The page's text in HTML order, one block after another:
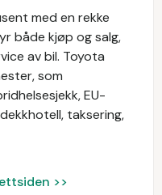
med en rekke
både kjøp og salg,
av bil. Toyota
som
EU-
taksering,
>>